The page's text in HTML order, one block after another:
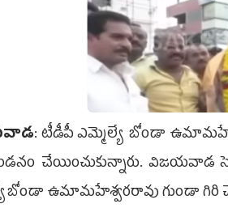
: టీడీపీ ఎమ్మెల్యే బోండా
చేయించుకున్నారు.
బోండా ఉమామహేశ్వరరావు గుండా గిరి